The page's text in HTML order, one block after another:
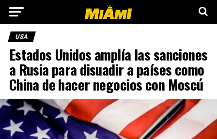
USA
Estados Unidos amplía las sanciones
a Rusia para disuadir a países como
China de hacer negocios con Moscú